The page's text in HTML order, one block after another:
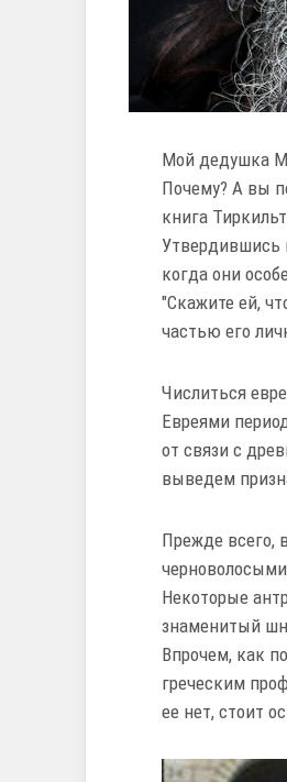
Мой дедушка
Почему? А вы
книга
Утвердившись
когда они
"Скажите ей,
частью его
Числиться
Евреями
от связи с
выведем
Прежде всего,
Некоторые
знаменитый
Впрочем, как
греческим
ее нет, стоит